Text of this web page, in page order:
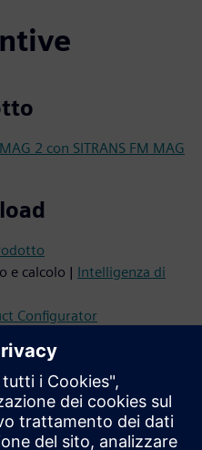
2 con SITRANS FM MAG
e calcolo | Intelligenza di
Configurator
CAx